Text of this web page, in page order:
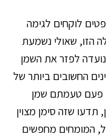
לוקחים לגימה
הזו, שאולי נשמעת
לפזר את השמן
החשובים ביותר של
פעם טעמתם שמן
שזה סימן מצוין
המומחים מחפשים